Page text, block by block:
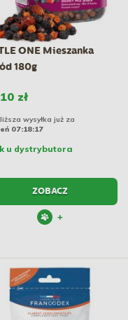
ONE Mieszanka
180g
zł
wysyłka już za
07:18:17
u dystrybutora
ZOBACZ
+